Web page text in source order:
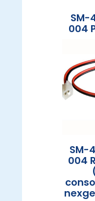
SM-
004
SM-
004